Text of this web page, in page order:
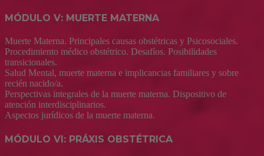
MÓDULO V: MUERTE MATERNA
Muerte Materna. Principales causas obstétricas y Psicosociales.
Procedimiento médico obstétrico. Desafíos. Posibilidades
transicionales.
Salud Mental, muerte materna e implicancias familiares y sobre
recién nacido/a.
Perspectivas integrales de la muerte materna. Dispositivo de
atención interdisciplinarios.
Aspectos jurídicos de la muerte materna.
MÓDULO VI: PRÁXIS OBSTÉTRICA